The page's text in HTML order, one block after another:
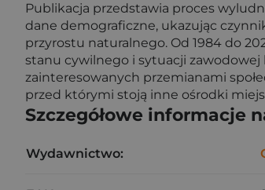
Publikacja przedstawia proces
dane demograficzne, ukazując
przyrostu naturalnego. Od 1984 do
stanu cywilnego i sytuacji zawodowej
zainteresowanych przemianami
przed którymi stoją inne ośrodki
Szczegółowe informacje
Wydawnictwo: